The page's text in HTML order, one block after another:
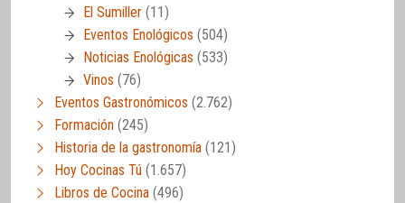
El Sumiller (11)
Eventos Enológicos (504)
Noticias Enológicas (533)
Vinos (76)
Eventos Gastronómicos (2.762)
Formación (245)
Historia de la gastronomía (121)
Hoy Cocinas Tú (1.657)
Libros de Cocina (496)